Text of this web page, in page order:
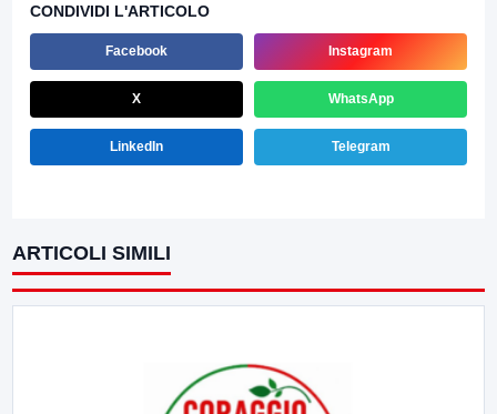
CONDIVIDI L'ARTICOLO
Facebook Instagram
X WhatsApp
LinkedIn Telegram
ARTICOLI SIMILI